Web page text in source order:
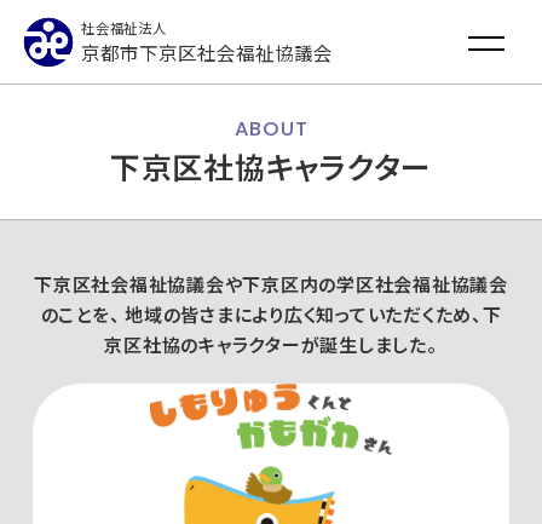
社会福祉法人
京都市下京区社会福祉協議会
ABOUT
下京区社協キャラクター
下京区社会福祉協議会や下京区内の学区社会福祉協議会
のことを、 地域の皆さまにより広く知っていただくため、下
京区社協のキャラクターが誕生しました。